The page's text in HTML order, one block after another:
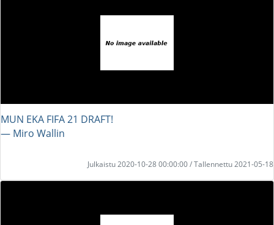
MUN EKA FIFA 21 DRAFT!
― Miro Wallin
Julkaistu 2020-10-28 00:00:00 / Tallennettu 2021-05-18